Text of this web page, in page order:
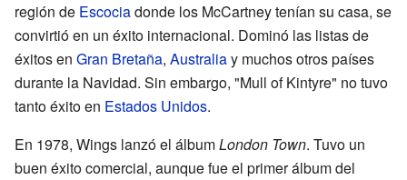
región de Escociadonde los McCartney tenían su casa, se
convirtió en un éxito internacional. Dominó las listas de
éxitos en Gran Bretaña, Australiay muchos otros países
durante la Navidad. Sin embargo, "Mull of Kintyre" no tuvo
tanto éxito en Estados Unidos.
En 1978, Wings lanzó el álbumLondon Town. Tuvo un
buen éxito comercial, aunque fue el primer álbum del